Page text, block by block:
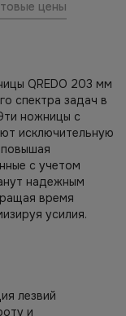
цены
QREDO 203 мм
спектра задач в
ножницы с
исключительную
повышая
с учетом
надежным
время
усилия.
лезвий
и